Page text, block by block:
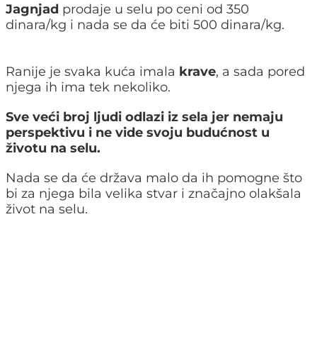
Jagnjad prodaje u selu po ceni od 350
dinara/kg i nada se da će biti 500 dinara/kg.
Ranije je svaka kuća imala krave, a sada pored
njega ih ima tek nekoliko.
Sve veći broj ljudi odlazi iz sela jer nemaju
perspektivu i ne vide svoju budućnost u
životu na selu.
Nada se da će država malo da ih pomogne što
bi za njega bila velika stvar i značajno olakšala
život na selu.